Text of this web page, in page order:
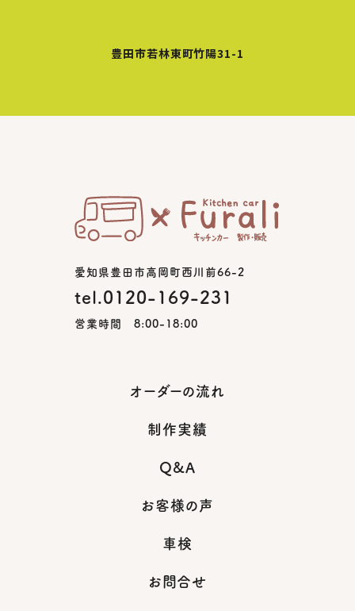
豊田市若林東町竹陽31-1
愛知県豊田市高岡町西川前66-2
tel.0120-169-231
営業時間 8:00-18:00
オーダーの流れ
制作実績
Q&A
お客様の声
車検
お問合せ